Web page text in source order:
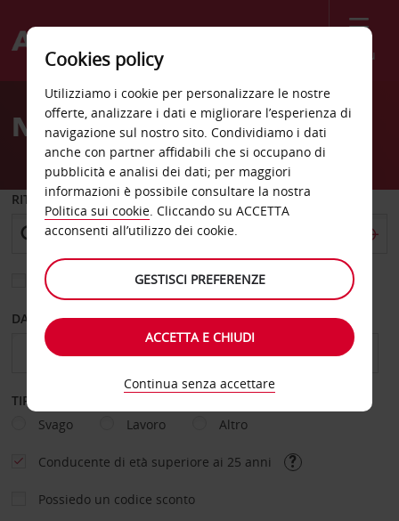
Menù
Welcome
AvisNoleggio auto Worms
RITIRO DA
Scegli una località di riconsegna diversa
DAL GIORNO AL GIORNO
TIPOLOGIA DI NOLEGGIO
Svago
Lavoro Altro
Conducente di età superiore ai 25 anni
Possiedo un codice sconto
Cookies policy
Utilizziamo i cookie per personalizzare le nostre
offerte, analizzare i dati e migliorare l’esperienza di
navigazione sul nostro sito. Condividiamo i dati
anche con partner affidabili che si occupano di
pubblicità e analisi dei dati; per maggiori
informazioni è possibile consultare la nostra
Politica sui cookie. Cliccando su ACCETTA
acconsenti all’utilizzo dei cookie.
GESTISCI PREFERENZE
ACCETTA E CHIUDI
Continua senza accettare